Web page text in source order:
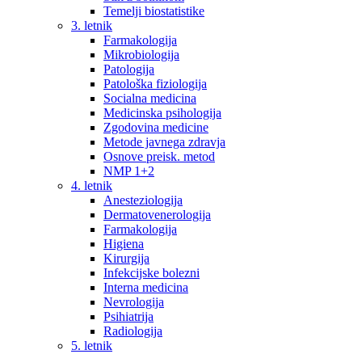
Temelji biostatistike
3. letnik
Farmakologija
Mikrobiologija
Patologija
Patološka fiziologija
Socialna medicina
Medicinska psihologija
Zgodovina medicine
Metode javnega zdravja
Osnove preisk. metod
NMP 1+2
4. letnik
Anesteziologija
Dermatovenerologija
Farmakologija
Higiena
Kirurgija
Infekcijske bolezni
Interna medicina
Nevrologija
Psihiatrija
Radiologija
5. letnik